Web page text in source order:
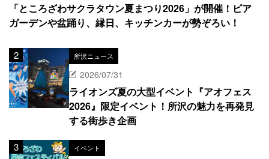
「ところざわサクラタウン夏まつり2026」が開催！ビア
ガーデンや盆踊り、縁日、キッチンカーが勢ぞろい！
所沢ニュース
2026/07/31
ライオンズ夏の大型イベント『アオフェス
2026』限定イベント！所沢の魅力を再発見
する街歩き企画
イベント